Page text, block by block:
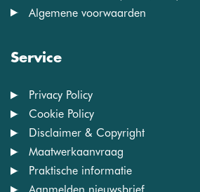
Algemene voorwaarden
Service
Privacy Policy
Cookie Policy
Disclaimer & Copyright
Maatwerkaanvraag
Praktische informatie